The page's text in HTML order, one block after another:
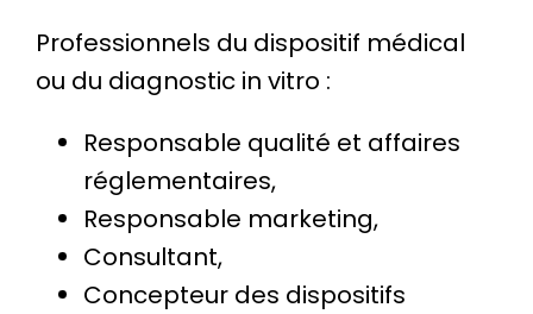
Professionnels du dispositif médical
ou du diagnostic in vitro :
Responsable qualité et affaires
réglementaires,
Responsable marketing,
Consultant,
Concepteur des dispositifs